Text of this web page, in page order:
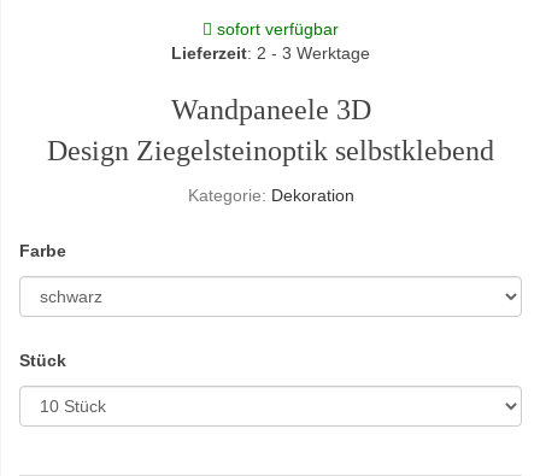
sofort verfügbar
Lieferzeit: 2 - 3 Werktage
Wandpaneele 3D
Design Ziegelsteinoptik selbstklebend
Kategorie: Dekoration
Farbe
Stück